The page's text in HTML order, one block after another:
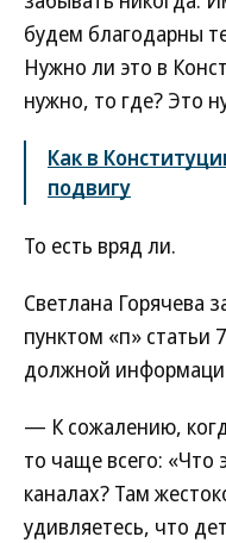
будем благодарны
Нужно ли это в
нужно, то где? Это
Как в
подвигу
То есть вряд ли.
Светлана Горячева
пунктом «п» статьи
должной
— К сожалению,
то чаще всего:
каналах? Там
удивляетесь, что